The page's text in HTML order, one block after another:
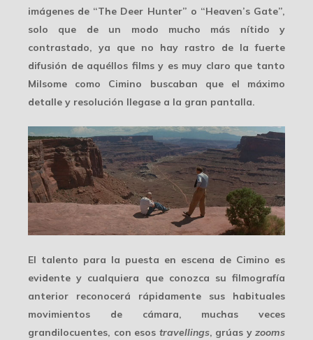
imágenes de “The Deer Hunter” o “Heaven’s Gate”,
solo que de un modo mucho más nítido y
contrastado, ya que no hay rastro de la fuerte
difusión de aquéllos films y es muy claro que tanto
Milsome como Cimino buscaban que el máximo
detalle y resolución llegase a la gran pantalla.
El talento para la puesta en escena de Cimino es
evidente y cualquiera que conozca su filmografía
anterior reconocerá rápidamente sus habituales
movimientos de cámara, muchas veces
grandilocuentes, con esos travellings, grúas y zooms